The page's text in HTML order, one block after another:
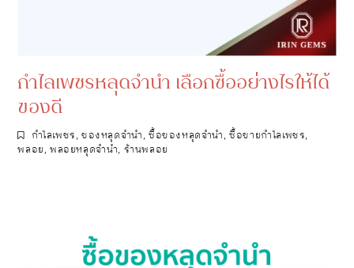
กำไลเพชรหลุดจำนำ เลือกซื้ออย่างไรให้ได้
ของดี
กำไลเพชร,ของหลุดจำนำ,ซื้อของหลุดจำนำ,ซื้อขายกำไลเพชร,
พลอย, พลอยหลุดจำนำ, ร้านพลอย